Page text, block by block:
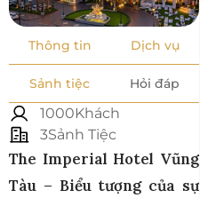
Thông tin Dịch vụ
Sảnh tiệc Hỏi đáp
1000Khách
3Sảnh Tiệc
The Imperial Hotel Vũng
Tàu – Biểu tượng của sự